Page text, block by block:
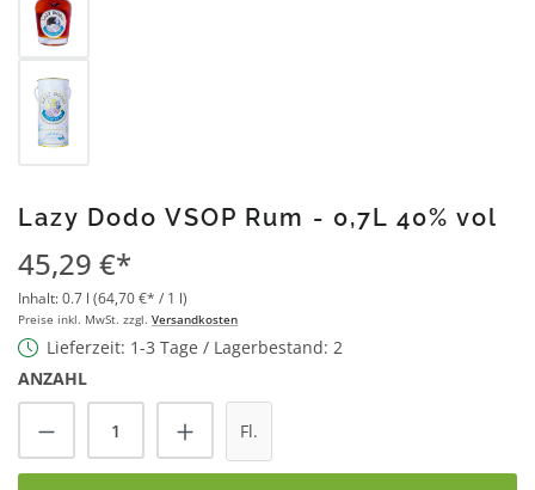
Lazy Dodo VSOP Rum - 0,7L 40% vol
45,29 €*
Inhalt:0.7 l (64,70 €* / 1 l)
Preise inkl. MwSt. zzgl. Versandkosten
Lieferzeit: 1-3 Tage / Lagerbestand: 2
ANZAHL
Produkt Anzahl: Gib den gewünschten
Fl.